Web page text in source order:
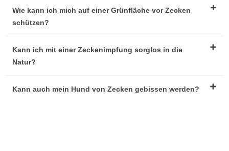
Wie kann ich mich auf einer Grünfläche vor Zecken
schützen?
Kann ich mit einer Zeckenimpfung sorglos in die
Natur?
Kann auch mein Hund von Zecken gebissen werden?